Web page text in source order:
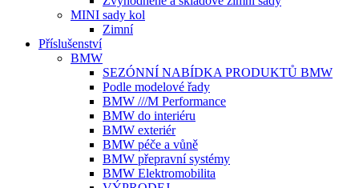
MINI sady kol
Zimní
Příslušenství
BMW
SEZÓNNÍ NABÍDKA PRODUKTŮ BMW
Podle modelové řady
BMW ///M Performance
BMW do interiéru
BMW exteriér
BMW péče a vůně
BMW přepravní systémy
BMW Elektromobilita